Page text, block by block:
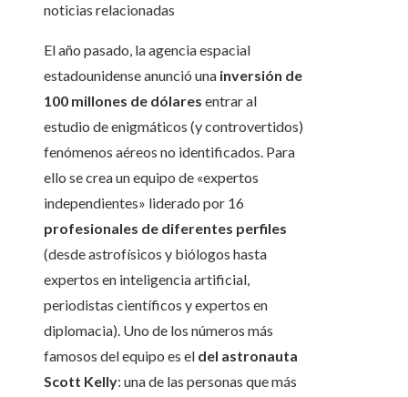
noticias relacionadas
El año pasado, la agencia espacial
estadounidense anunció una inversión de
100 millones de dólares entrar al
estudio de enigmáticos (y controvertidos)
fenómenos aéreos no identificados. Para
ello se crea un equipo de «expertos
independientes» liderado por 16
profesionales de diferentes perfiles
(desde astrofísicos y biólogos hasta
expertos en inteligencia artificial,
periodistas científicos y expertos en
diplomacia). Uno de los números más
famosos del equipo es el del astronauta
Scott Kelly: una de las personas que más